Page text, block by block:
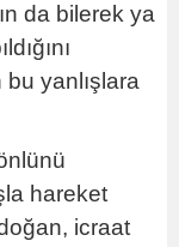
da bilerek ya
yanlışlara
hareket
icraat